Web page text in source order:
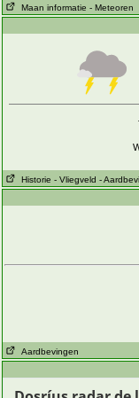
Maan informatie - Meteoren
Historie - Vliegveld -
Aardbevingen